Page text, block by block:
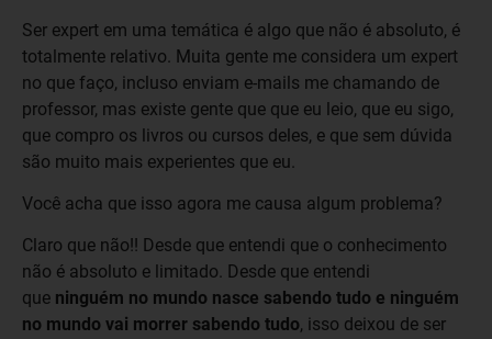
Ser expert em uma temática é algo que não é absoluto, é
totalmente relativo. Muita gente me considera um expert
no que faço, incluso enviam e-mails me chamando de
professor, mas existe gente que que eu leio, que eu sigo,
que compro os livros ou cursos deles, e que sem dúvida
são muito mais experientes que eu.
Você acha que isso agora me causa algum problema?
Claro que não!! Desde que entendi que o conhecimento
não é absoluto e limitado. Desde que entendi
que ninguém no mundo nasce sabendo tudo e ninguém
no mundo vai morrer sabendo tudo, isso deixou de ser